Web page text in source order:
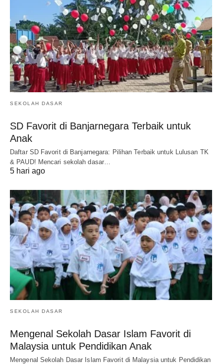
SEKOLAH DASAR
SD Favorit di Banjarnegara Terbaik untuk
Anak
Daftar SD Favorit di Banjarnegara: Pilihan Terbaik untuk Lulusan TK
& PAUD! Mencari sekolah dasar…
5 hari ago
SEKOLAH DASAR
Mengenal Sekolah Dasar Islam Favorit di
Malaysia untuk Pendidikan Anak
Mengenal Sekolah Dasar Islam Favorit di Malaysia untuk Pendidikan